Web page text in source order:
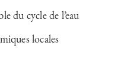
du cycle de l’eau
locales